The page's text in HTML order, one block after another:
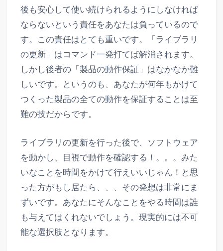
後も安心して使い続けられるようにしなければ
ならないという責任をあなたは負っているので
す。この責任はとても重いです。「ライブラリ
の更新」はコマンド一発打てば解消されます。
しかし後者の「製品の動作保証」はなかなか難
しいです。というのも、あなたが何年もかけて
つくった製品の全ての動作を保証することは至
難の技だからです。
ライブラリの更新を行った後で、ソフトウェア
を動かし、目視で動作を確認する！。。。みた
いなことを時間をかけて行えいいじゃん！と思
った方がもし居たら、、、その発想は非常にま
ずいです。あなたにそんなことをやる時間は誰
も与えてはくれないでしょう。現実的には不可
能な選択肢となります。